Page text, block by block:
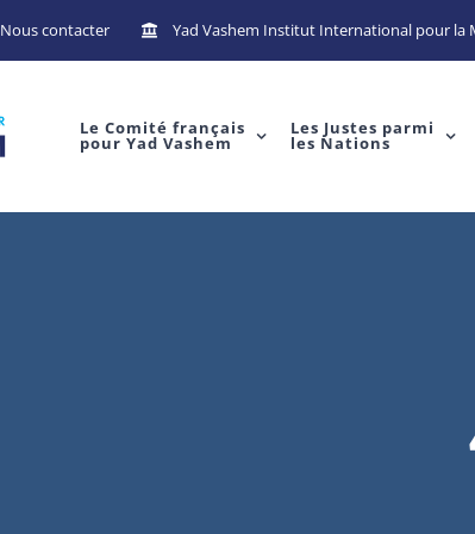
Nous contacter Yad Vashem Institut International pour la
Le Comité français
pour Yad Vashem
Les Justes parmi
les Nations